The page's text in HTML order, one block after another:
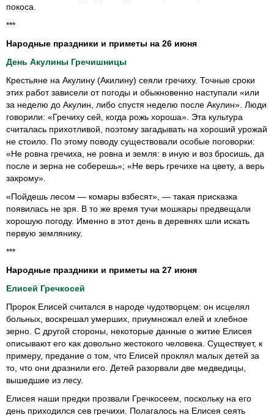
покоса.
***
Народные праздники и приметы на 26 июня
День Акулины Гречишницы
Крестьяне на Акулину (Акилину) сеяли гречиху. Точные сроки
этих работ зависели от погоды и обыкновенно наступали «или
за неделю до Акулин, либо спустя неделю после Акулин». Люди
говорили: «Гречиху сей, когда рожь хороша». Эта культура
считалась прихотливой, поэтому загадывать на хороший урожай
не стоило. По этому поводу существовали особые поговорки:
«Не ровна гречиха, не ровна и земля: в иную и воз бросишь, да
после и зерна не соберешь»; «Не верь гречихе на цвету, а верь
закрому».
«Пойдешь лесом — комары взбесят», — такая присказка
появилась не зря. В то же время тучи мошкары предвещали
хорошую погоду. Именно в этот день в деревнях шли искать
первую землянику.
***
Народные праздники и приметы на 27 июня
Елисей Гречкосей
Пророк Елисей считался в народе чудотворцем: он исцелял
больных, воскрешал умерших, приумножал елей и хлебное
зерно. С другой стороны, некоторые данные о житие Елисея
описывают его как довольно жестокого человека. Существует, к
примеру, предание о том, что Елисей проклял малых детей за
то, что они дразнили его. Детей разорвали две медведицы,
вышедшие из лесу.
Елисея наши предки прозвали Гречкосеем, поскольку на его
день приходился сев гречихи. Полагалось на Елисея сеять